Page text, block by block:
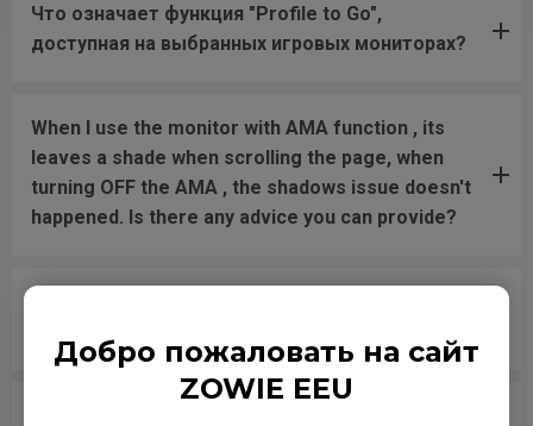
Добро пожаловать на сайт
ZOWIE EEU
Что означает функция "Profile to Go",
доступная на выбранных игровых мониторах?
When I use the monitor with AMA function , its
leaves a shade when scrolling the page, when
turning OFF the AMA , the shadows issue doesn't
happened. Is there any advice you can provide?